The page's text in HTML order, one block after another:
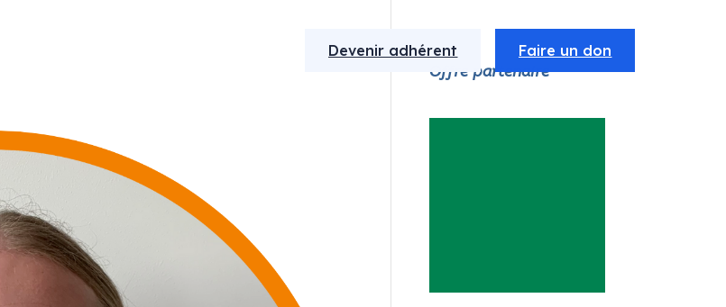
Devenir adhérent Faire un don
Offre partenaire